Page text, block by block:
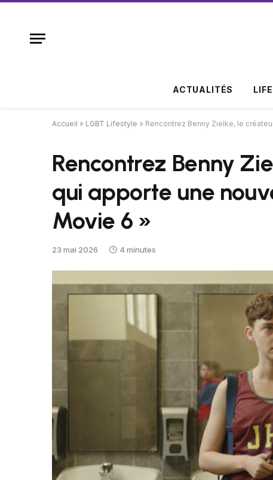
ACTUALITÉS
Accueil » LGBT Lifestyle » Rencontrez Benny Zielke, le
Rencontrez Benny
qui apporte une
Movie 6 »
23 mai 2026 4 minutes